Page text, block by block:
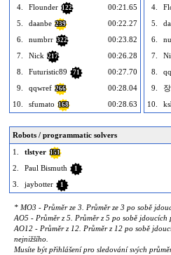
4.
Flounder 122
00:21.65
5.
daanbe 239
00:22.27
6.
numbrr 322
00:23.82
7.
Nick 217
00:26.28
8.
Futuristic89 71
00:27.70
9.
qqwref 266
00:28.04
10.
sfumato 168 00:28.63
4.
5.
6.
7.
8.
9.
10.
Robots / programmatic solvers
1.
tlstyer 151
2. Paul Bismuth 1
3. jaybotter 1
* MO3 - Průměr ze 3. Průměr ze 3 po sobě
AO5 - Průměr z 5. Průměr z 5 po sobě jdoucích
AO12 - Průměr z 12. Průměr z 12 po sobě
nejnižšího.
Musíte být přihlášení pro sledování svých